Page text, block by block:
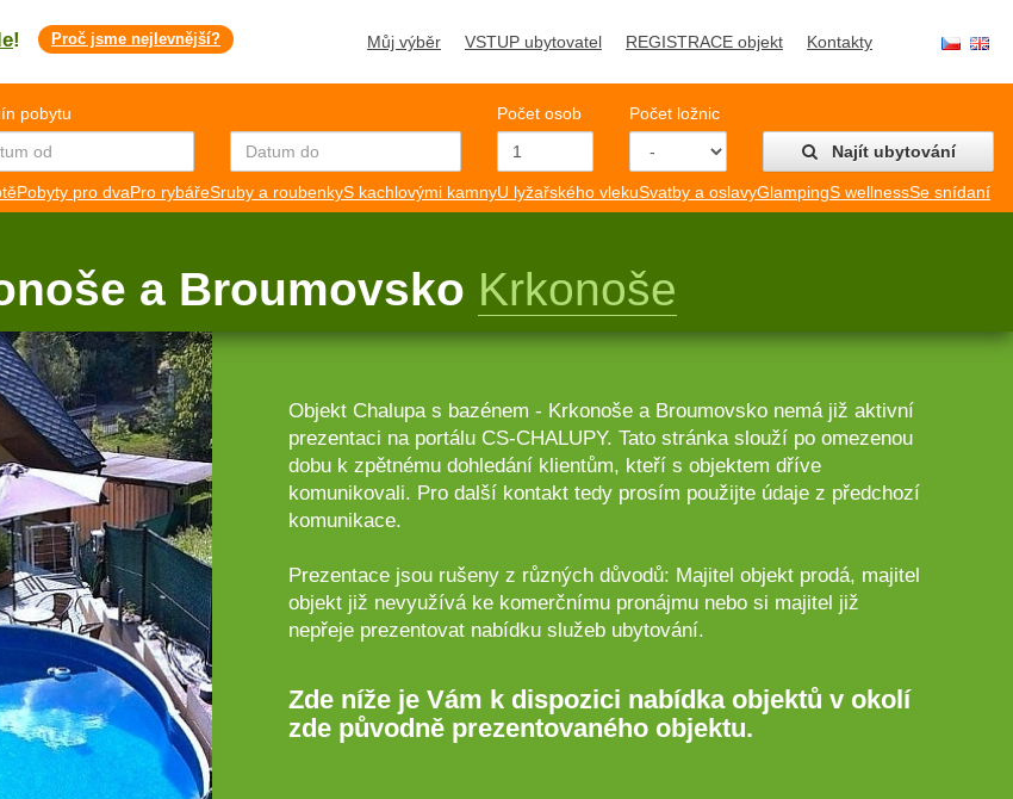
! Proč jsme nejlevnější? Můj výběr VSTUP ubytovatel REGISTRACE objekt Kontakty
pobytu Počet osob
Počet ložnic
Najít ubytování
Pobyty pro dvaPro rybářeSruby a roubenkyS kachlovými kamnyU lyžařského vlekuSvatby a oslavyGlampingS wellnessSe snídaní
a Broumovsko Krkonoše
Objekt Chalupa s bazénem - Krkonoše a Broumovsko nemá již aktivní
prezentaci na portálu CS-CHALUPY. Tato stránka slouží po omezenou
dobu k zpětnému dohledání klientům, kteří s objektem dříve
komunikovali. Pro další kontakt tedy prosím použijte údaje z předchozí
komunikace.
Prezentace jsou rušeny z různých důvodů: Majitel objekt prodá, majitel
objekt již nevyužívá ke komerčnímu pronájmu nebo si majitel již
nepřeje prezentovat nabídku služeb ubytování.
Zde níže je Vám k dispozici nabídka objektů v okolí
zde původně prezentovaného objektu.